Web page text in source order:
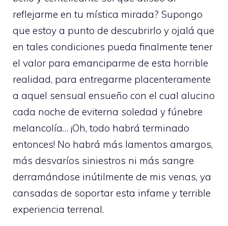
reflejarme en tu mística mirada? Supongo
que estoy a punto de descubrirlo y ojalá que
en tales condiciones pueda finalmente tener
el valor para emanciparme de esta horrible
realidad, para entregarme placenteramente
a aquel sensual ensueño con el cual alucino
cada noche de eviterna soledad y fúnebre
melancolía… ¡Oh, todo habrá terminado
entonces! No habrá más lamentos amargos,
más desvaríos siniestros ni más sangre
derramándose inútilmente de mis venas, ya
cansadas de soportar esta infame y terrible
experiencia terrenal.